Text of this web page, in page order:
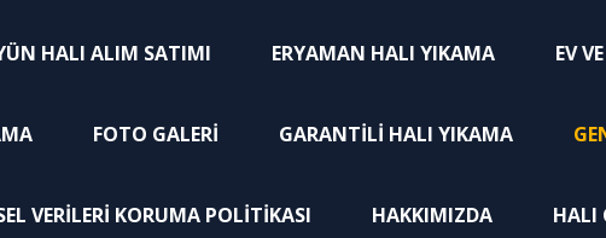
HALI ALIM SATIMI ERYAMAN HALI YIKAMA EV
FOTO GALERI GARANTILI HALI YIKAMA
VERİLERİ KORUMA POLİTİKASI HAKKIMIZDA HALI